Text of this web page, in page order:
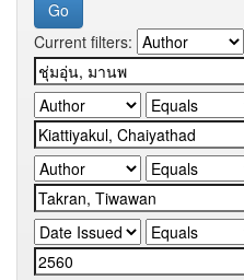
Current filters: